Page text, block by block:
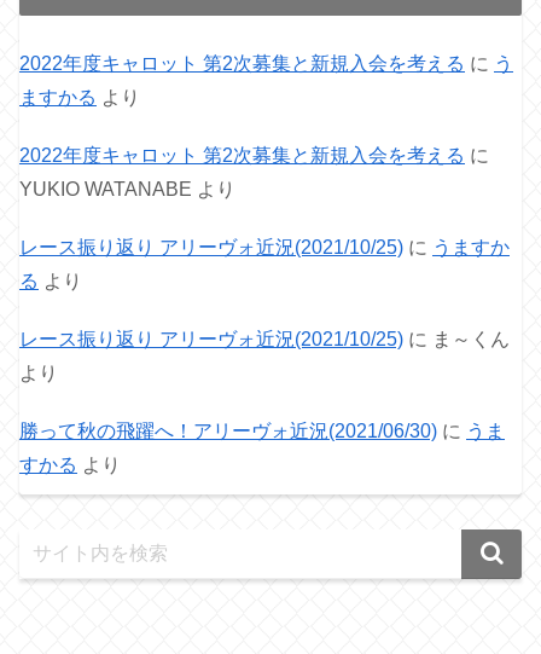
2022年度キャロット 第2次募集と新規入会を考える に う
ますかる より
2022年度キャロット 第2次募集と新規入会を考える に
YUKIO WATANABE より
レース振り返り アリーヴォ近況(2021/10/25) に うますか
る より
レース振り返り アリーヴォ近況(2021/10/25) に ま～くん
より
勝って秋の飛躍へ！アリーヴォ近況(2021/06/30) に うま
すかる より